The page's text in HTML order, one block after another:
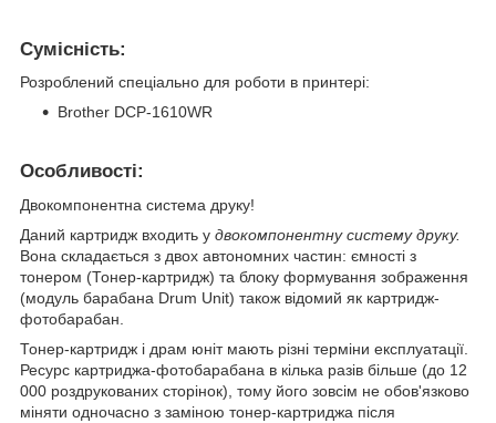
Сумісність:
Розроблений спеціально для роботи в принтері:
Brother DCP-1610WR
Особливості:
Двокомпонентна система друку!
Даний картридж входить у двокомпонентну систему друку.
Вона складається з двох автономних частин: ємності з
тонером (Тонер-картридж) та блоку формування зображення
(модуль барабана Drum Unit) також відомий як картридж-
фотобарабан.
Тонер-картридж і драм юніт мають різні терміни експлуатації.
Ресурс картриджа-фотобарабана в кілька разів більше (до 12
000 роздрукованих сторінок), тому його зовсім не обов'язково
міняти одночасно з заміною тонер-картриджа після